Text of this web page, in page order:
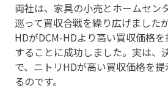
両社は、家具の小売とホームセン
巡って買収合戦を繰り広げました
HDがDCM-HDより高い買収価格
することに成功しました。実は、
で、ニトリHDが高い買収価格を
るのです。